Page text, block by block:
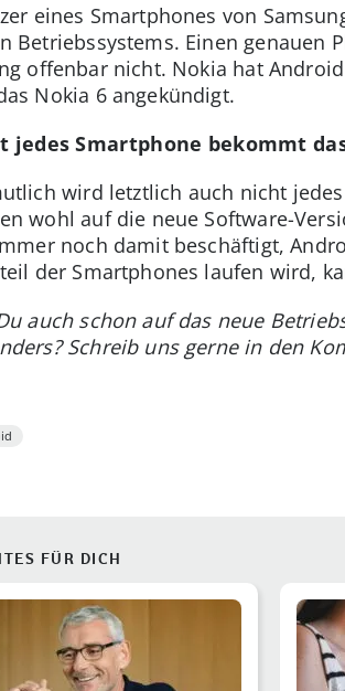
eines Smartphones von
Betriebssystems. Einen genauen
offenbar nicht. Nokia hat
Nokia 6 angekündigt.
jedes Smartphone bekommt
wird letztlich auch nicht
wohl auf die neue Software-
noch damit beschäftigt,
der Smartphones laufen wird,
auch schon auf das neue
Schreib uns gerne in den
FÜR DICH